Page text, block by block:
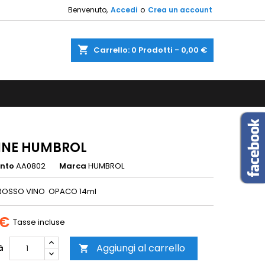
Benvenuto, Accedi o Crea un account
shopping_cart Carrello: 0 Prodotti - 0,00 €
HUMBROL
AA0802 Marca HUMBROL
VINO OPACO 14ml
Tasse incluse
 Aggiungi al carrello